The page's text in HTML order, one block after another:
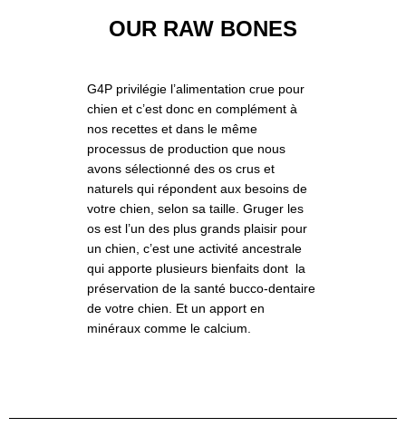
OUR RAW BONES
G4P privilégie l’alimentation crue pour
chien et c’est donc en complément à
nos recettes et dans le même
processus de production que nous
avons sélectionné des os crus et
naturels qui répondent aux besoins de
votre chien, selon sa taille. Gruger les
os est l’un des plus grands plaisir pour
un chien, c’est une activité ancestrale
qui apporte plusieurs bienfaits dont la
préservation de la santé bucco-dentaire
de votre chien. Et un apport en
minéraux comme le calcium.